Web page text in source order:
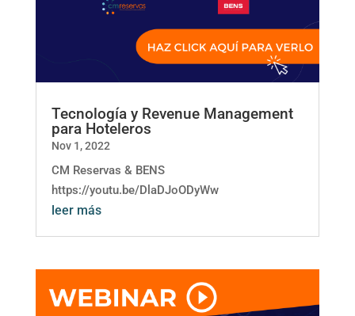
Tecnología y Revenue Management
para Hoteleros
Nov 1, 2022
CM Reservas & BENS
https://youtu.be/DlaDJoODyWw
leer más